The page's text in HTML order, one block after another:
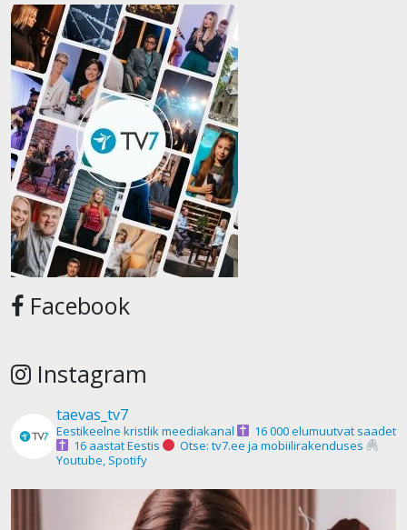
Facebook
Instagram
taevas_tv7
Eestikeelne kristlik meediakanal
16 000 elumuutvat saadet
16 aastat Eestis
Otse: tv7.ee ja mobiilirakenduses
Youtube, Spotify